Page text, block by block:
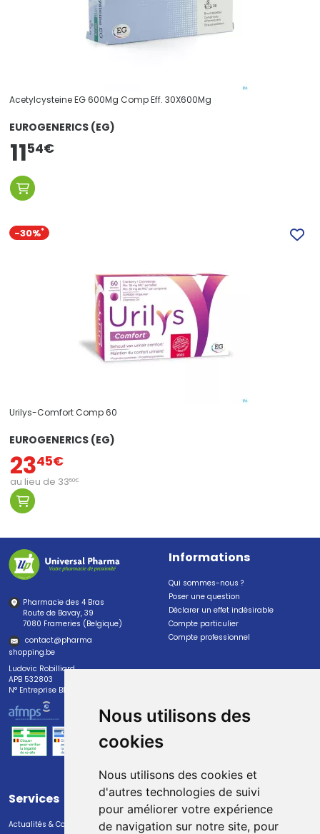
Nous utilisons des
cookies
Nous utilisons des cookies et
d'autres technologies de suivi
pour améliorer votre expérience
de navigation sur notre site, pour
Acetylcysteine EG 600Mg Comp Eff. 30X600Mg
EUROGENERICS (EG)
1154€
-30%*
Urilys-Comfort Comp 60
EUROGENERICS (EG)
2345€
au lieu de 3350€
Pharmacie des 4 Bras
Route de Bavay, 39
7080 Frameries (Belgique)
contact@pharma
shopping.be
Ludovic Robilliard
APB 532803
N° Entreprise BE0447.382.113
Informations
Qui sommes-nous ?
Poser une question
Déclarer un effet indésirable
Compte particulier
Compte professionnel
Services
Actualités & Conseils
Paiement
Paiement sécurisé